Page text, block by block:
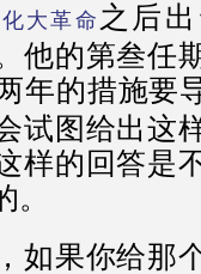
大革命 之后
他的第叁任
年的措施要
试图给出这
样的回答是
如果你给那